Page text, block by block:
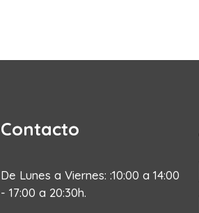
Contacto
De Lunes a Viernes: :10:00 a 14:00
- 17:00 a 20:30h.